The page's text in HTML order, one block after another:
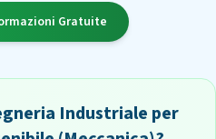
Gratuite
Industriale per